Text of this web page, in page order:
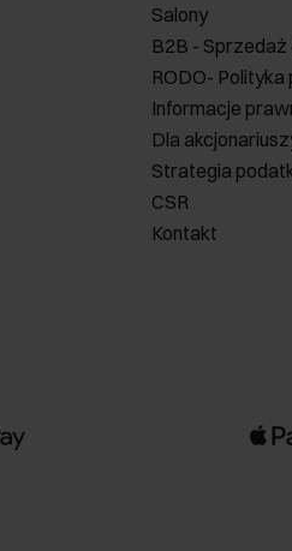
Salony
B2B - Sprzedaż
RODO-
Informacje
Dla
Strategia
CSR
Kontakt